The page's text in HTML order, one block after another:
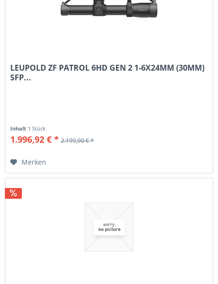
LEUPOLD ZF PATROL 6HD GEN 2 1-6X24MM (30MM)
SFP...
Inhalt 1 Stück
1.996,92 € * 2.199,00 € *
Merken